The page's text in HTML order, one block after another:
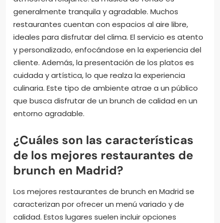
generalmente tranquila y agradable. Muchos
restaurantes cuentan con espacios al aire libre,
ideales para disfrutar del clima. El servicio es atento
y personalizado, enfocándose en la experiencia del
cliente. Además, la presentación de los platos es
cuidada y artística, lo que realza la experiencia
culinaria. Este tipo de ambiente atrae a un público
que busca disfrutar de un brunch de calidad en un
entorno agradable.
¿Cuáles son las características
de los mejores restaurantes de
brunch en Madrid?
Los mejores restaurantes de brunch en Madrid se
caracterizan por ofrecer un menú variado y de
calidad. Estos lugares suelen incluir opciones